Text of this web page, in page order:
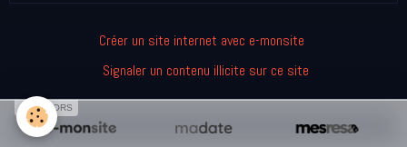
Créer un site internet avec e-monsite
Signaler un contenu illicite sur ce site
SPONSORS